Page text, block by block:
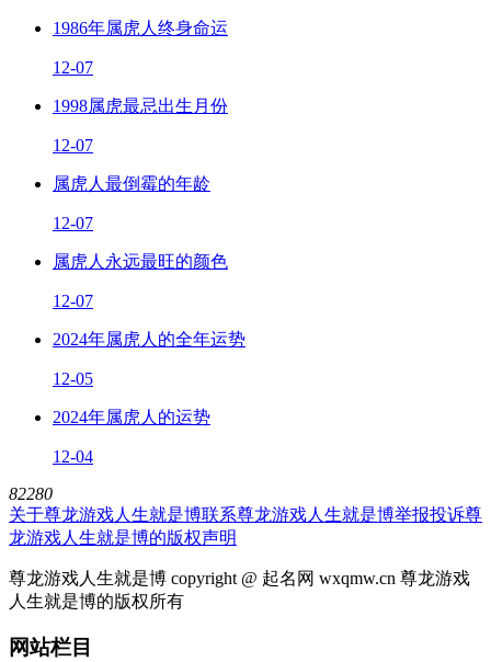
1986年属虎人终身命运
12-07
1998属虎最忌出生月份
12-07
属虎人最倒霉的年龄
12-07
属虎人永远最旺的颜色
12-07
2024年属虎人的全年运势
12-05
2024年属虎人的运势
12-04
82280
关于尊龙游戏人生就是博联系尊龙游戏人生就是博举报投诉尊
龙游戏人生就是博的版权声明
尊龙游戏人生就是博 copyright @ 起名网 wxqmw.cn 尊龙游戏
人生就是博的版权所有
网站栏目